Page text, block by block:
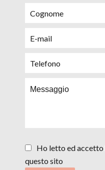
Ho letto ed accetto
questo sito